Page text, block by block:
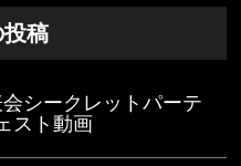
稿
シークレットパーテ
スト動画